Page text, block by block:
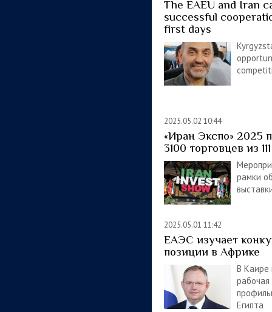
The EAEU and Iran
successful
first days
2025.05.02 10:44
«Иран Экспо» 2025
3100 торговцев из
рамки
2025.05.01 11:42
ЕАЭС изучает
позиции в Африке
В Каире
Египта